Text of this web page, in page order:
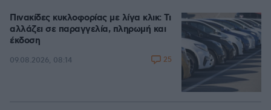
Πινακίδες κυκλοφορίας με λίγα κλικ: Τι
αλλάζει σε παραγγελία, πληρωμή και
έκδοση
09.08.2026, 08:14 25